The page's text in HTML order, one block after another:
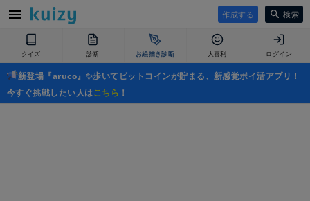
作成する 検索
クイズ 診断 お絵描き診断 大喜利 ログイン
新登場『aruco』✨歩いてビットコインが貯まる、新感覚ポイ活アプリ！
今すぐ挑戦したい人はこちら ！